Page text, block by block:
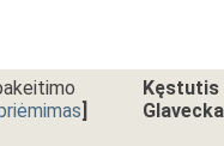
]
Kęstutis